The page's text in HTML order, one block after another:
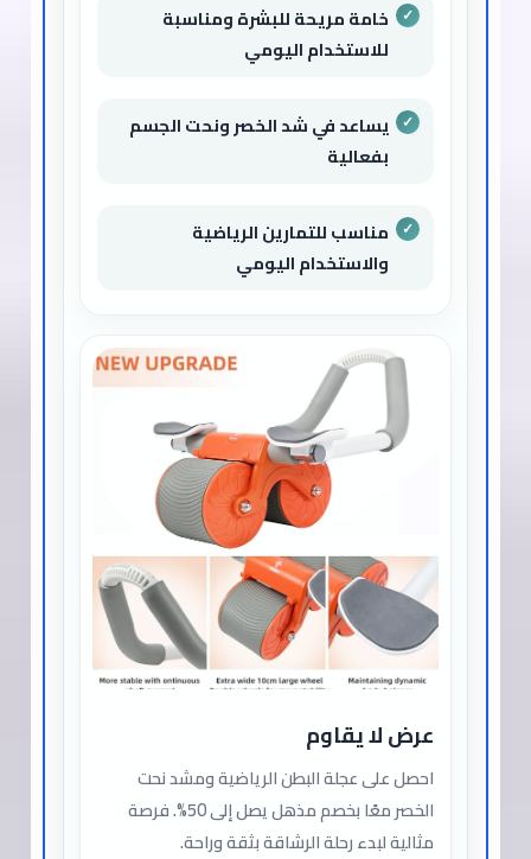
خامة مريحة للبشرة ومناسبة
للاستخدام اليومي
يساعد في شد الخصر ونحت الجسم
بفعالية
مناسب للتمارين الرياضية
والاستخدام اليومي
عرض لا يقاوم
احصل على عجلة البطن الرياضية ومشد نحت
الخصر معًا بخصم مذهل يصل إلى 50%. فرصة
مثالية لبدء رحلة الرشاقة بثقة وراحة.